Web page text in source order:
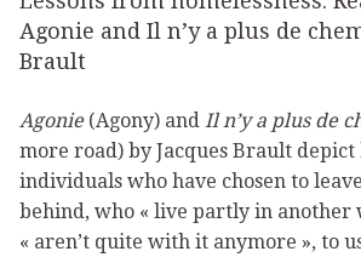
Agonie and Il n’y a plus de
Brault
Agonie(Agony) and Il n’y a plus de
more road) by Jacques Brault depict
individuals who have chosen to
behind, who « live partly in another
« aren’t quite with it anymore », to